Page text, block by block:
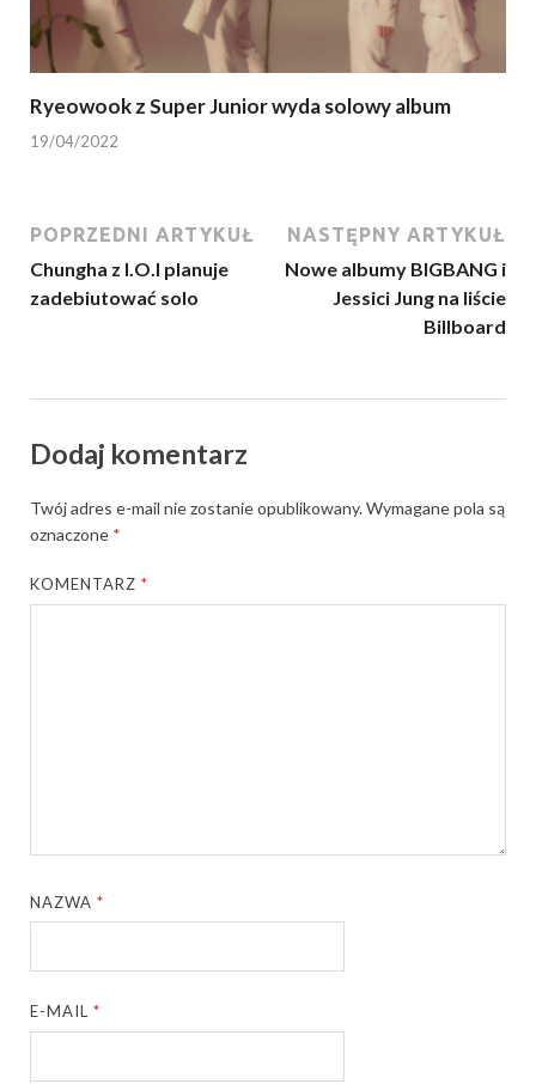
Ryeowook z Super Junior wyda solowy album
19/04/2022
POPRZEDNI ARTYKUŁ
Chungha z I.O.I planuje
zadebiutować solo
NASTĘPNY ARTYKUŁ
Nowe albumy BIGBANG i
Jessici Jung na liście
Billboard
Dodaj komentarz
Twój adres e-mail nie zostanie opublikowany.Wymagane pola są
oznaczone *
KOMENTARZ*
NAZWA*
E-MAIL*